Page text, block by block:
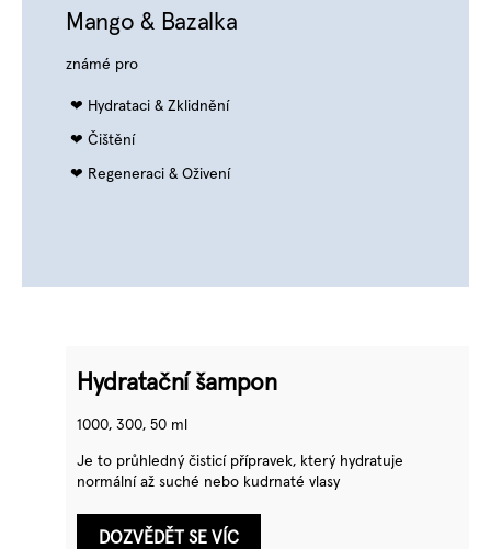
Mango & Bazalka
známé pro
Hydrataci & Zklidnění
Čištění
Regeneraci & Oživení
Hydratační šampon
1000, 300, 50 ml
Je to průhledný čisticí přípravek, který hydratuje
normální až suché nebo kudrnaté vlasy
DOZVĚDĚT SE VÍC